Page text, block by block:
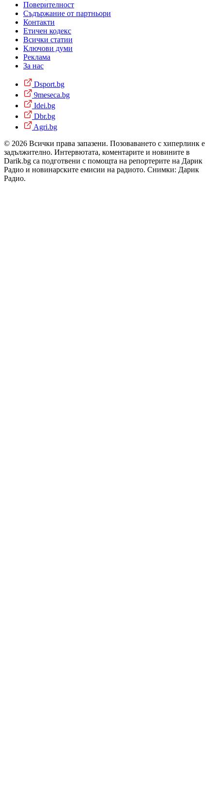
Поверителност
Съдържание от партньори
Контакти
Етичен кодекс
Всички статии
Ключови думи
Реклама
За нас
Dsport.bg
9meseca.bg
Idei.bg
Dbr.bg
Agri.bg
© 2026 Всички права запазени. Позоваването с хиперлинк е
задължително. Интервютата, коментарите и новините в
Darik.bg са подготвени с помощта на репортерите на Дарик
Радио и новинарските емисии на радиото. Снимки: Дарик
Радио.